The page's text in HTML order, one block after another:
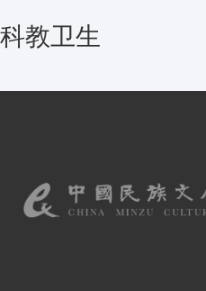
科教卫生